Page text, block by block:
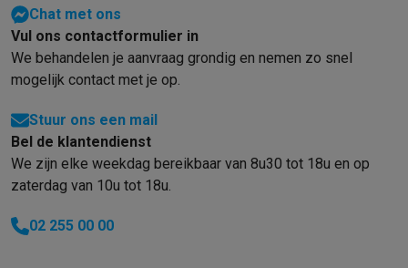
Chat met ons
Vul ons contactformulier in
We behandelen je aanvraag grondig en nemen zo snel
mogelijk contact met je op.
Stuur ons een mail
Bel de klantendienst
We zijn elke weekdag bereikbaar van 8u30 tot 18u en op
zaterdag van 10u tot 18u.
02 255 00 00